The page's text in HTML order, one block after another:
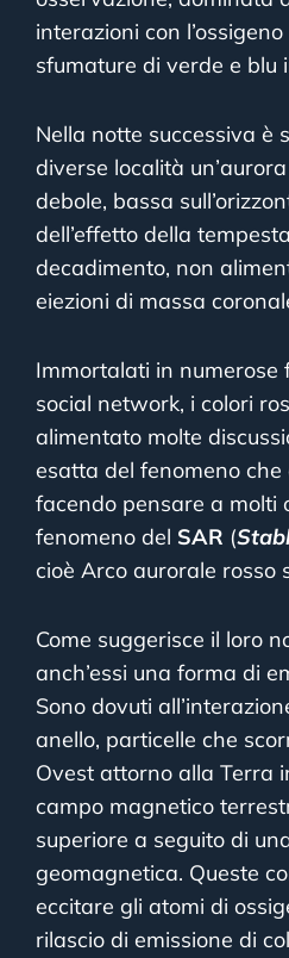
interazioni con
sfumature di verde e blu
Nella notte successiva è
diverse località
debole, bassa
dell’effetto della
decadimento, non
eiezioni di massa
Immortalati in numerose
social network, i colori
alimentato molte
esatta del fenomeno
facendo pensare a molti
fenomeno del SAR (
cioè Arco aurorale rosso
Come suggerisce il loro
anch’essi una forma di
Sono dovuti
anello, particelle che
Ovest attorno alla Terra
campo magnetico
superiore a seguito di
geomagnetica. Queste
eccitare gli atomi di
rilascio di emissione di